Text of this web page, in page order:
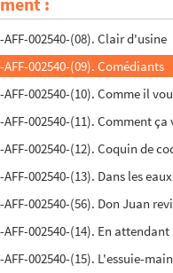
AFF-002540-(07). Le chantier
AFF-002540-(08). Clair d'usine
AFF-002540-(09). Comédiants
AFF-002540-(10). Comme il
AFF-002540-(11). Comment
AFF-002540-(12). Coquin de
AFF-002540-(13). Dans les
AFF-002540-(56). Don Juan
AFF-002540-(14). En
AFF-002540-(15). L'essuie-